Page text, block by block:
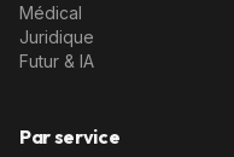
Médical
Juridique
Futur & IA
Par service